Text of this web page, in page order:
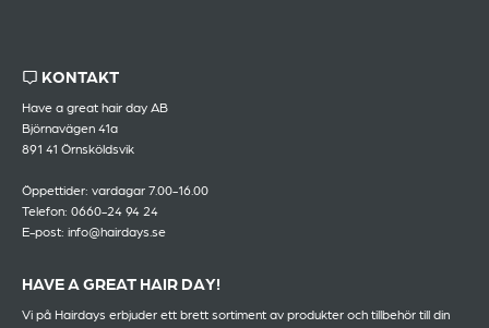
KONTAKT
Have a great hair day AB
Björnavägen 41a
891 41 Örnsköldsvik
Öppettider: vardagar 7.00-16.00
Telefon: 0660-24 94 24
E-post: info@hairdays.se
HAVE A GREAT HAIR DAY!
Vi på Hairdays erbjuder ett brett sortiment av produkter och tillbehör till din